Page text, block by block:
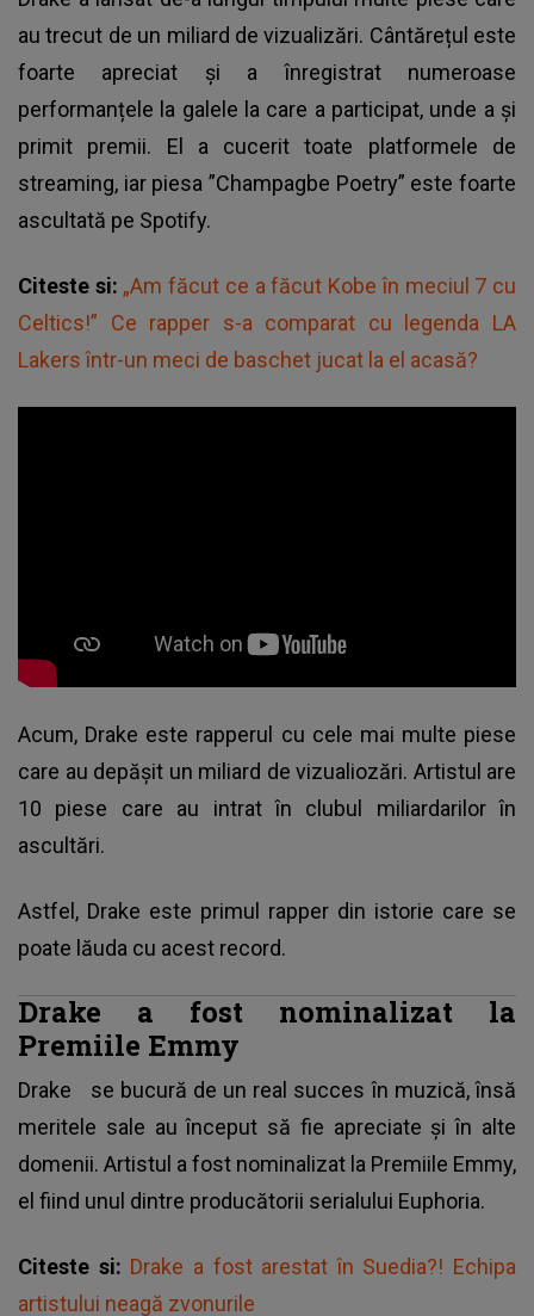
au trecut de un miliard de vizualizări. Cântărețul este
foarte apreciat și a înregistrat numeroase
performanțele la galele la care a participat, unde a și
primit premii. El a cucerit toate platformele de
streaming, iar piesa ”Champagbe Poetry” este foarte
ascultată pe Spotify.
Citeste si: „Am făcut ce a făcut Kobe în meciul 7 cu
Celtics!” Ce rapper s-a comparat cu legenda LA
Lakers într-un meci de baschet jucat la el acasă?
Acum, Drake este rapperul cu cele mai multe piese
care au depășit un miliard de vizualiozări. Artistul are
10 piese care au intrat în clubul miliardarilor în
ascultări.
Astfel, Drake este primul rapper din istorie care se
poate lăuda cu acest record.
Drake a fost nominalizat la
Premiile Emmy
Drake
se bucură de un real succes în muzică, însă
meritele sale au început să fie apreciate și în alte
domenii. Artistul a fost nominalizat la Premiile Emmy,
el fiind unul dintre producătorii serialului Euphoria.
Citeste si: Drake a fost arestat în Suedia?! Echipa
artistului neagă zvonurile